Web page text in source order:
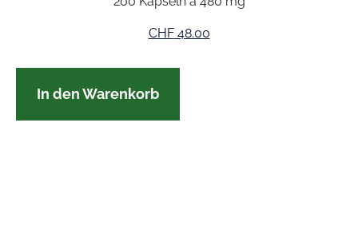
CHF48.00
In den Warenkorb